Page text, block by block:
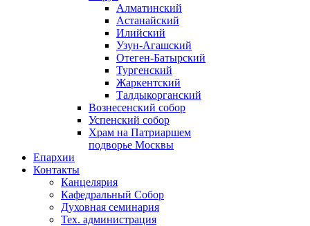
Алматинский
Астанайский
Илийский
Узун-Агашский
Отеген-Батырский
Тургенский
Жаркентский
Талдыкорганский
Вознесенский собор
Успенский собор
Храм на Патриаршем
подворье Москвы
Епархии
Контакты
Канцелярия
Кафедральный Собор
Духовная семинария
Тех. администрация